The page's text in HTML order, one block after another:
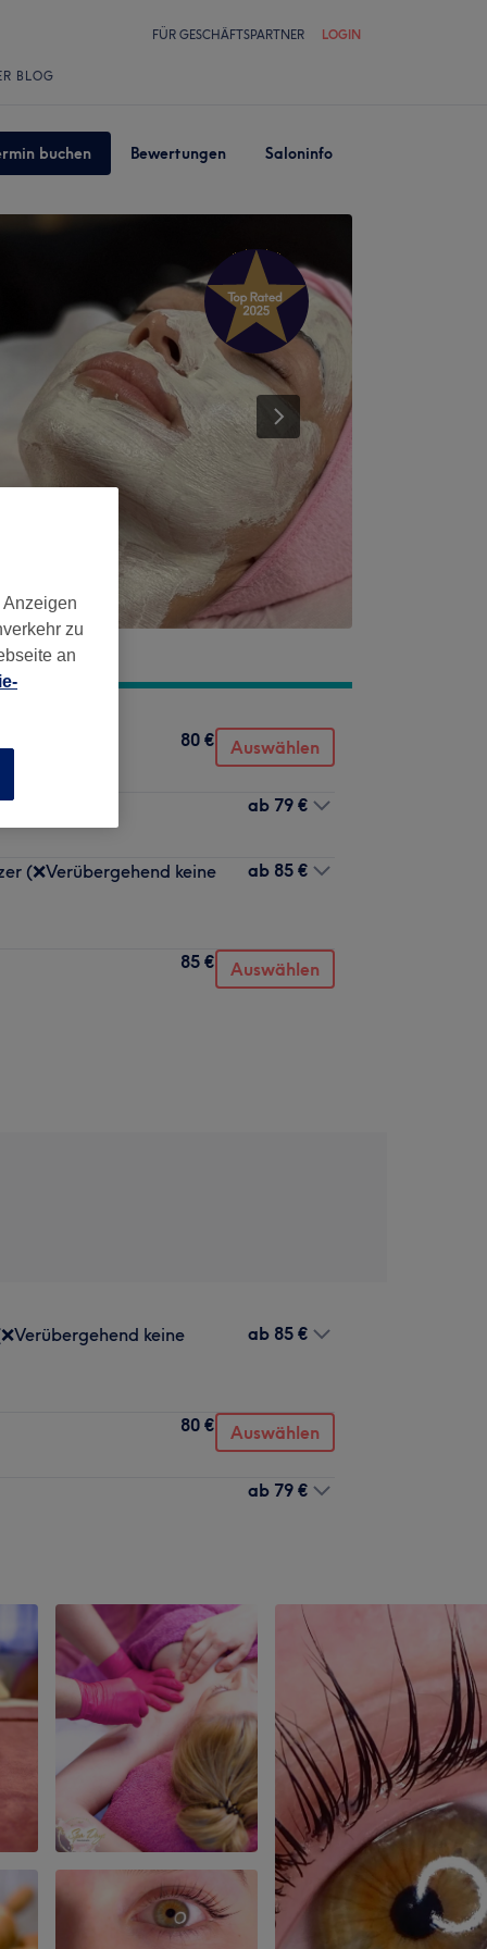
FÜR GESCHÄFTSPARTNER LOGIN
BLOG
buchen Bewertungen Saloninfo
80 € Auswählen
ab 79 €
(❌Verübergehend keine ab 85 €
85 € Auswählen
keine ab 85 €
80 € Auswählen
ab 79 €
zu
an